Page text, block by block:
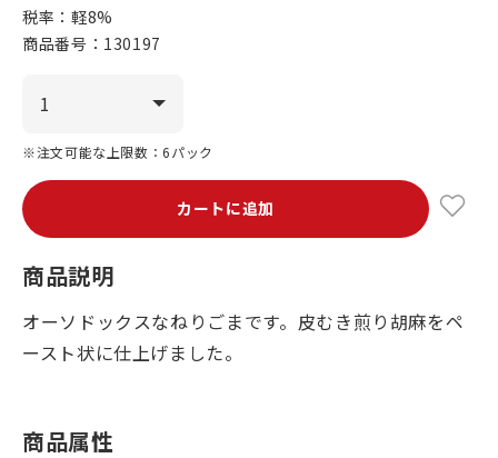
税率：軽8%
商品番号： 130197
※注文可能な上限数：6パック
カートに追加
商品説明
オーソドックスなねりごまです。皮むき煎り胡麻をペ
ースト状に仕上げました。
商品属性